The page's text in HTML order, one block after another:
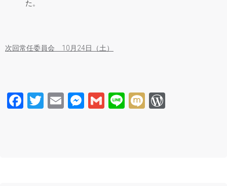
た。
次回常任委員会 10月24日（土）
Facebook
Twitter
EmailMessenger
Gmail
LineMixi